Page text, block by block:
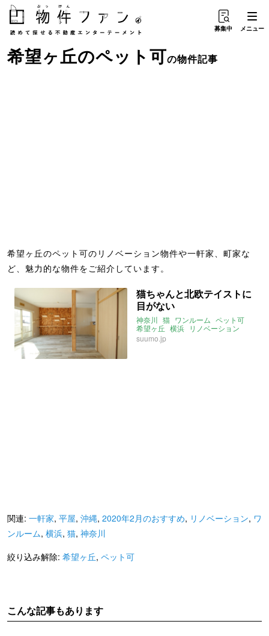
募集中 メニュー
希望ヶ丘のペット可の物件記事
希望ヶ丘のペット可のリノベーション物件や一軒家、町家な
ど、魅力的な物件をご紹介しています。
猫ちゃんと北欧テイストに
目がない
神奈川 猫 ワンルーム ペット可
希望ヶ丘 横浜 リノベーション
2020年2月のおすすめ
suumo.jp
関連: 一軒家, 平屋, 沖縄, 2020年2月のおすすめ, リノベーション, ワ
ンルーム, 横浜, 猫, 神奈川
絞り込み解除: 希望ヶ丘, ペット可
こんな記事もあります